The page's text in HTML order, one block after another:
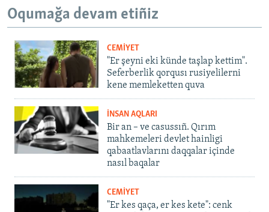
Oqumağa devam etiñiz
CEMİYET
"Er şeyni eki künde taşlap kettim".
Seferberlik qorqusı rusiyelilerni
kene memleketten quva
İNSAN AQLARI
Bir an – ve casussıñ. Qırım
mahkemeleri devlet hainligi
qabaatlavlarını daqqalar içinde
nasıl baqalar
CEMİYET
"Er kes qaça, er kes kete": cenk